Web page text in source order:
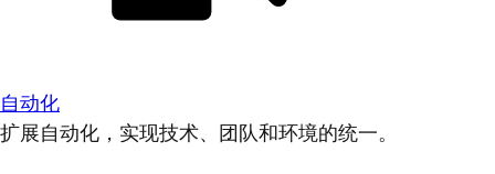
自动化
扩展自动化，实现技术、团队和环境的统一。